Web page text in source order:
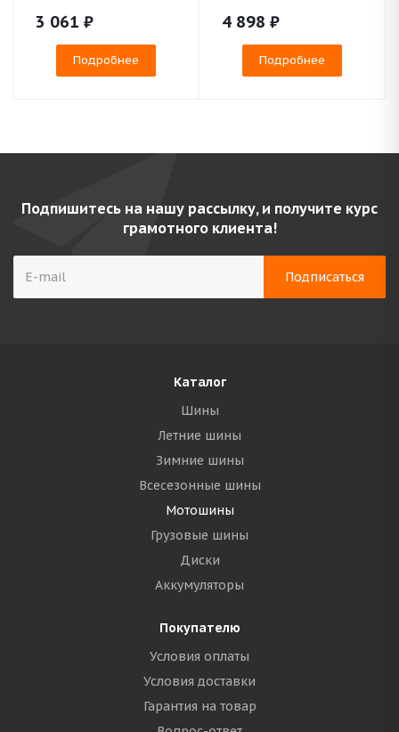
3 061 ₽
Подробнее
4 898 ₽
Подробнее
Подпишитесь на нашу рассылку, и получите курс
грамотного клиента!
Каталог
Шины
Летние шины
Зимние шины
Всесезонные шины
Мотошины
Грузовые шины
Диски
Аккумуляторы
Покупателю
Условия оплаты
Условия доставки
Гарантия на товар